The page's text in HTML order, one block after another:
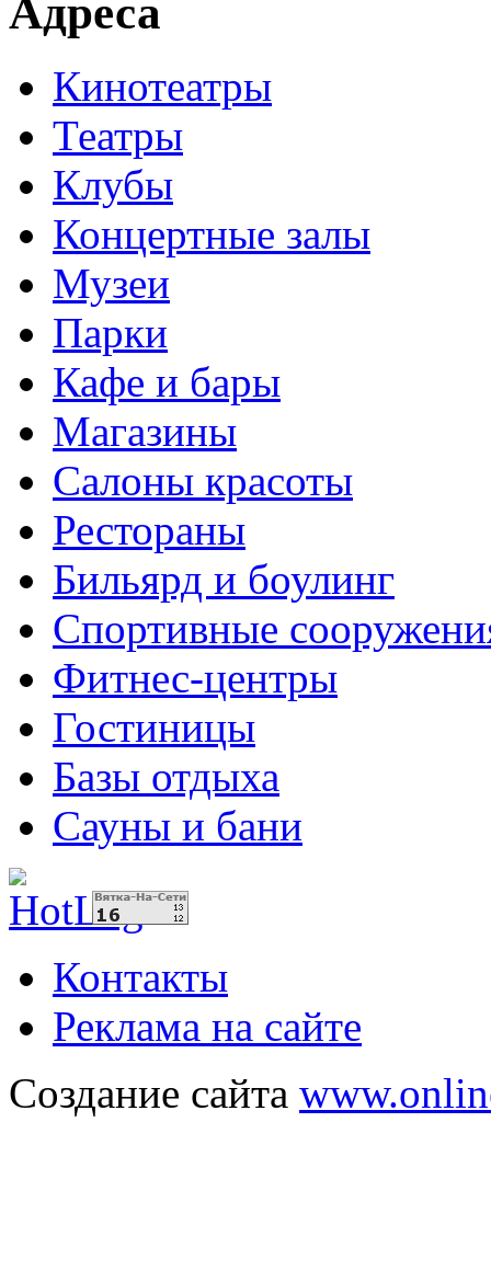
Адреса
Кинотеатры
Театры
Клубы
Концертные залы
Музеи
Парки
Кафе и бары
Магазины
Салоны красоты
Рестораны
Бильярд и боулинг
Спортивные
Фитнес-центры
Гостиницы
Базы отдыха
Сауны и бани
Контакты
Реклама на сайте
Создание сайта